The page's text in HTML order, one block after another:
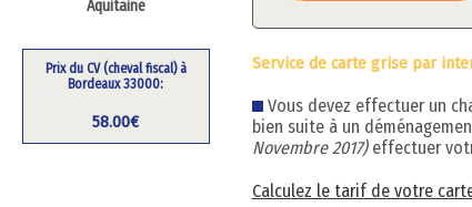
Prix du CV (cheval fiscal) à
Bordeaux 33000:
58.00€
Service de carte grise par
Vous devez effectuer un
bien suite à un
Novembre 2017)effectuer
Calculez le tarif de votre